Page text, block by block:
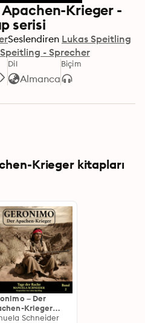
Krieger -
serisi
Seslendiren Lukas Speitling
- Sprecher
Dil
Almanca
Biçim
Krieger kitapları
– Der
Krieger
2: Tage der
Schneider